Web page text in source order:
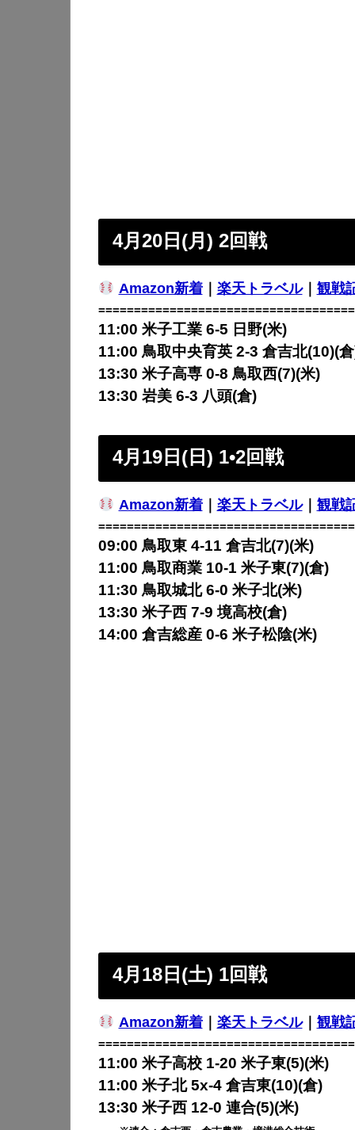
4月20日(月) 2回戦
Amazon新着｜ 楽天トラベル｜ 観戦
11:00 米子工業 6-5 日野(米)
11:00 鳥取中央育英 2-3 倉吉北(10)(
13:30 米子高専 0-8 鳥取西(7)(米)
13:30 岩美 6-3 八頭(倉)
4月19日(日) 1•2回戦
Amazon新着｜ 楽天トラベル｜ 観戦
09:00 鳥取東 4-11 倉吉北(7)(米)
11:00 鳥取商業 10-1 米子東(7)(倉)
11:30 鳥取城北 6-0 米子北(米)
13:30 米子西 7-9 境高校(倉)
14:00 倉吉総産 0-6 米子松陰(米)
4月18日(土) 1回戦
Amazon新着｜ 楽天トラベル｜ 観戦
11:00 米子高校 1-20 米子東(5)(米)
11:00 米子北 5x-4 倉吉東(10)(倉)
13:30 米子西 12-0 連合(5)(米)